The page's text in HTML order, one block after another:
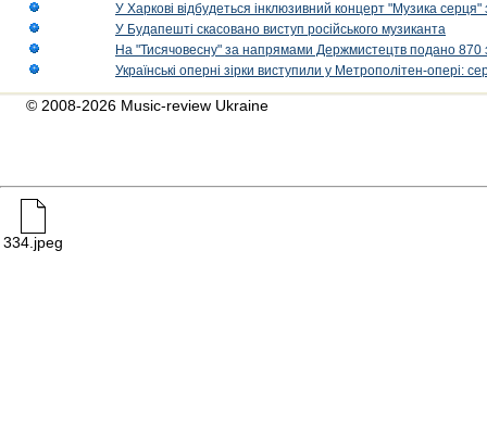
У Харкові відбудеться інклюзивний концерт "Музика
У Будапешті скасовано виступ російського музиканта
На "Тисячовесну" за напрямами Держмистецтв подано 870
Українські оперні зірки виступили у Метрополітен-опері:
© 2008-2026 Music-review Ukraine
334.jpeg